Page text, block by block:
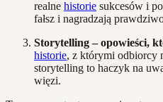
realne historie sukcesów i
fałsz i nagradzają
Storytelling – opowieści,
historie, z którymi odbiorcy
storytelling to haczyk na
więzi.